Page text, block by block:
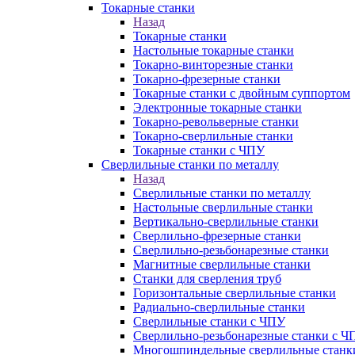
Токарные станки
Назад
Токарные станки
Настольные токарные станки
Токарно-винторезные станки
Токарно-фрезерные станки
Токарные станки с двойным суппортом
Электронные токарные станки
Токарно-револьверные станки
Токарно-сверлильные станки
Токарные станки с ЧПУ
Сверлильные станки по металлу
Назад
Сверлильные станки по металлу
Настольные сверлильные станки
Вертикально-сверлильные станки
Сверлильно-фрезерные станки
Сверлильно-резьбонарезные станки
Магнитные сверлильные станки
Станки для сверления труб
Горизонтальные сверлильные станки
Радиально-сверлильные станки
Сверлильные станки с ЧПУ
Сверлильно-резьбонарезные станки с
Многошпиндельные сверлильные